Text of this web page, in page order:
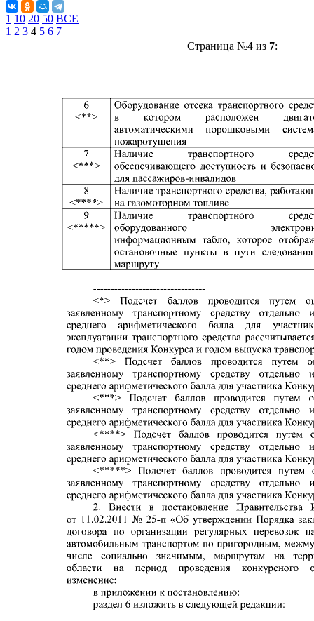
1 10 20 50 ВСЕ
1 2 3 4 5 6 7
Страница №4из 7: